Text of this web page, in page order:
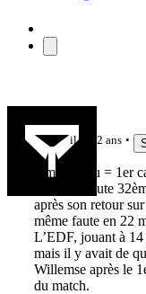
il y a 2 ans
9 mn de jeu = 1er
19ème minute
après son retour
même faute en 22
L’EDF, jouant à
mais il y avait de
Willemse après le
du match.